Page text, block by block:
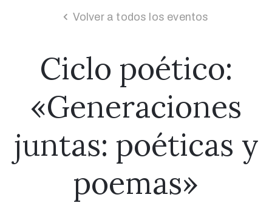
Volver a todos los eventos
Ciclo poético:
«Generaciones
juntas: poéticas y
poemas»